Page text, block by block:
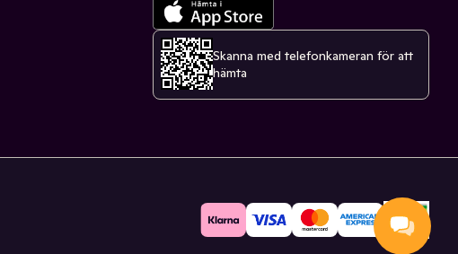
Skanna med telefonkameran för att
hämta